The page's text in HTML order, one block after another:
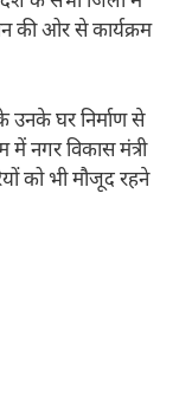
की ओर से कार्यक्रम
उनके घर निर्माण से
में नगर विकास मंत्री
को भी मौजूद रहने